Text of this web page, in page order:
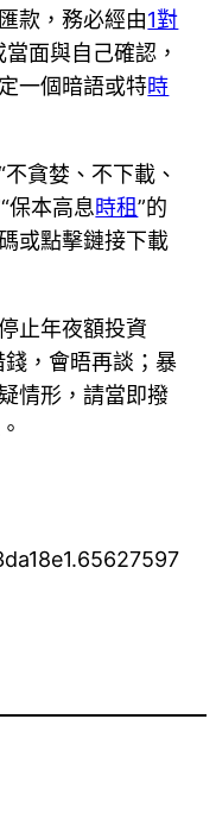
款，務必經由1對
面與自己確認，
定一個暗語或特時
貪婪、不下載、
保本高息時租”的
或點擊鏈接下載
止年夜額投資
，會晤再談；暴
情形，請當即撥